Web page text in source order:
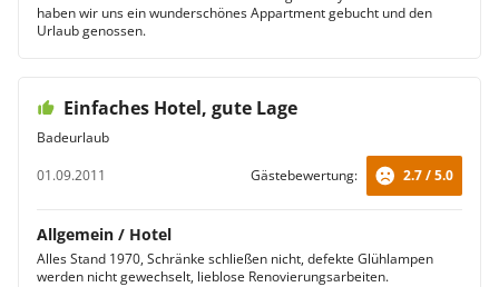
haben wir uns ein wunderschönes Appartment gebucht und den
Urlaub genossen.
Einfaches Hotel, gute Lage
Badeurlaub
01.09.2011
Gästebewertung: 2.7 / 5.0
Allgemein / Hotel
Alles Stand 1970, Schränke schließen nicht, defekte Glühlampen
werden nicht gewechselt, lieblose Renovierungsarbeiten.